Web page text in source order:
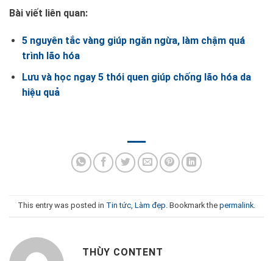
Bài viết liên quan:
5 nguyên tắc vàng giúp ngăn ngừa, làm chậm quá
trình lão hóa
Lưu và học ngay 5 thói quen giúp chống lão hóa da
hiệu quả
This entry was posted in Tin tức, Làm đẹp. Bookmark the permalink.
THÙY CONTENT